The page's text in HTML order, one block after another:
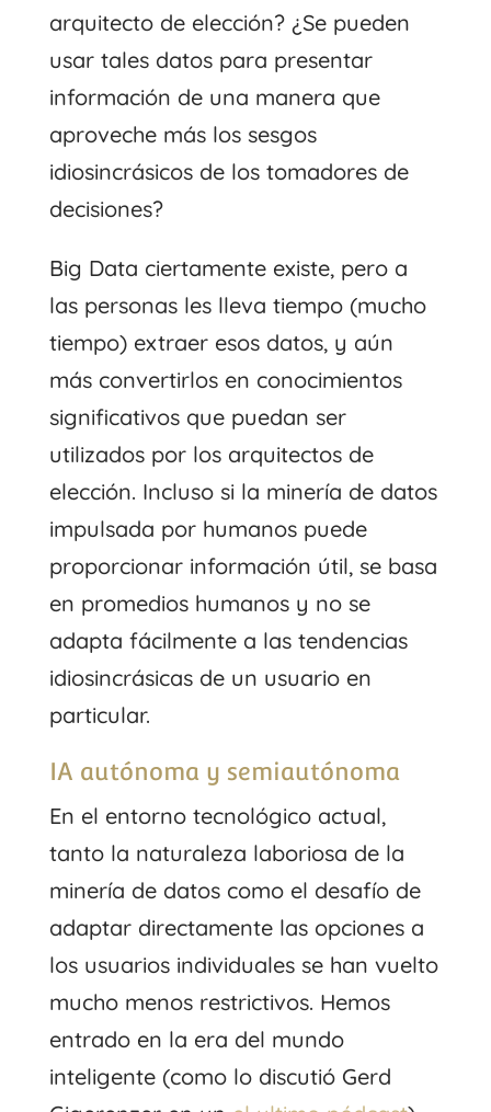
arquitecto de elección? ¿Se pueden
usar tales datos para presentar
información de una manera que
aproveche más los sesgos
idiosincrásicos de los tomadores de
decisiones?
Big Data ciertamente existe, pero a
las personas les lleva tiempo (mucho
tiempo) extraer esos datos, y aún
más convertirlos en conocimientos
significativos que puedan ser
utilizados por los arquitectos de
elección. Incluso si la minería de datos
impulsada por humanos puede
proporcionar información útil, se basa
en promedios humanos y no se
adapta fácilmente a las tendencias
idiosincrásicas de un usuario en
particular.
IA autónoma y semiautónoma
En el entorno tecnológico actual,
tanto la naturaleza laboriosa de la
minería de datos como el desafío de
adaptar directamente las opciones a
los usuarios individuales se han vuelto
mucho menos restrictivos. Hemos
entrado en la era del mundo
inteligente (como lo discutió Gerd